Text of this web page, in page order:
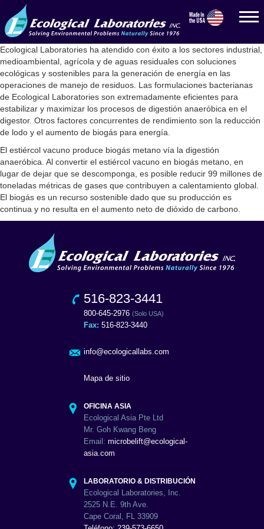
Ecological Laboratories ha atendido con éxito a los sectores industrial,
medioambiental, agrícola y de aguas residuales con soluciones
ecológicas y sostenibles para la generación de energía en las
operaciones de manejo de residuos. Las formulaciones bacterianas
de Ecological Laboratories son extremadamente eficientes para
estabilizar y maximizar los procesos de digestión anaeróbica en el
digestor. Otros factores concurrentes de rendimiento son la reducción
de lodo y el aumento de biogás para energía.
El estiércol vacuno produce biogás metano vía la digestión
anaeróbica. Al convertir el estiércol vacuno en biogás metano, en
lugar de dejar que se descomponga, es posible reducir 99 millones de
toneladas métricas de gases que contribuyen a calentamiento global.
El biogás es un recurso sostenible dado que su producción es
continua y no resulta en el aumento neto de dióxido de carbono.
516-823-3441
800-645-2976 (Solo USA)
Fax: 516-823-3440
info@ecologicallabs.com
Mapa de sitio
OFICINA ASIA
Ecological Asia Pte Ltd
Mr. Goh Kwang Beng
Email: microbelift@ecological-
asia.com
LABORATORIO & DISTRIBUCIÓN
Ecological Laboratories, Inc.
2525 N.E. 9th Ave.
Cape Coral, FL 33909